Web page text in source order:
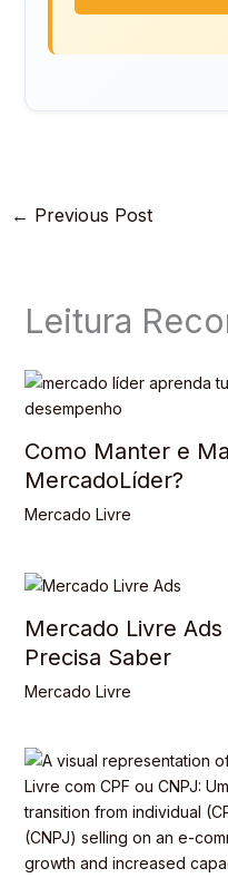
← Previous Post
Leitura
Como Manter e
MercadoLíder?
Mercado Livre
Mercado Livre
Precisa Saber
Mercado Livre